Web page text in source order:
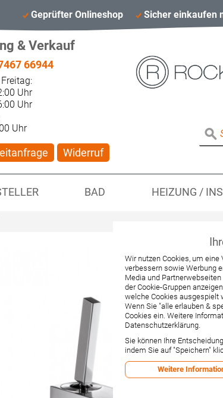
Geprüfter Onlineshop Sicher einkaufen
& Verkauf
66944
Uhr
Uhr
Uhr
Widerruf
BAD HEIZUNG /
Wir nutzen Cookies, um
verbessern sowie Werbung
Media und
der Cookie-Gruppen
welche Cookies ausgespielt
Wenn Sie "alle erlauben &
Cookies ein. Weitere
Datenschutzerklärung.
Sie können Ihre
indem Sie auf "Speichern"
Weitere